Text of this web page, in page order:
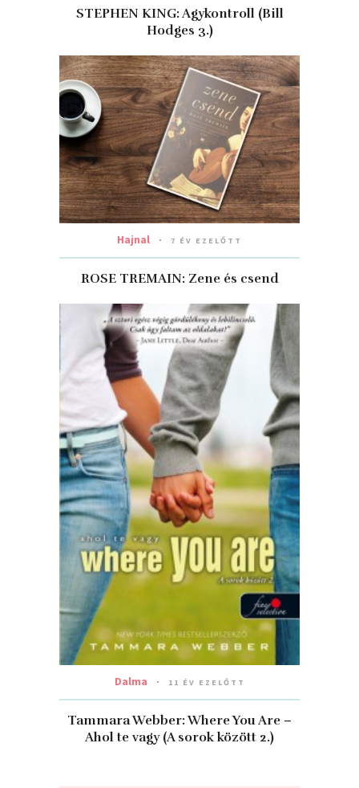
STEPHEN KING: Agykontroll (Bill
Hodges 3.)
Hajnal 7 ÉV EZELŐTT
ROSE TREMAIN: Zene és csend
Dalma 11 ÉV EZELŐTT
Tammara Webber: Where You Are –
Ahol te vagy (A sorok között 2.)